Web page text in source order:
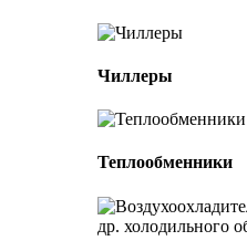
Чиллеры
Теплообменники